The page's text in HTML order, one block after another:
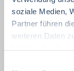
soziale Medien,
Partner führen
weiteren Daten
Bio /
QM, QS
Logistik /
Personal
Rheinland-
Schleswig-